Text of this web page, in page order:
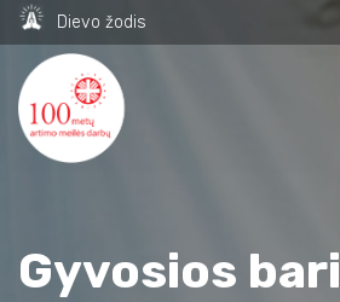
Dievo žodis
Gyvosios